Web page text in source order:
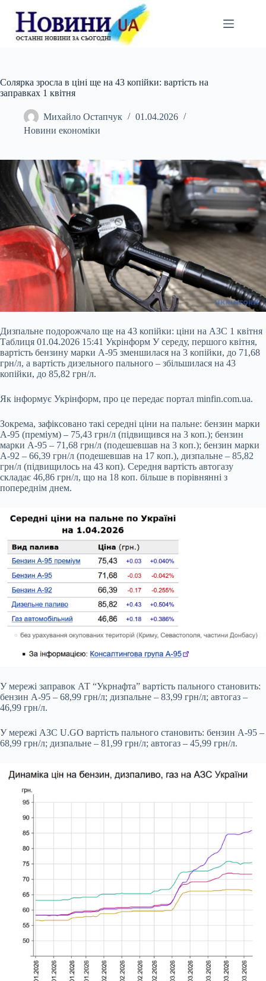
вмісту
Солярка зросла в ціні ще на 43 копійки: вартість на
заправках 1 квітня
Михайло Остапчук
01.04.2026
Новини економіки
Дизпальне подорожчало ще на 43 копійки: ціни на АЗС 1 квітня
Таблиця 01.04.2026 15:41 Укрінформ У середу, першого квітня,
вартість бензину марки А-95 зменшилася на 3 копійки, до 71,68
грн/л, а вартість дизельного пального – збільшилася на 43
копійки, до 85,82 грн/л.
Як інформує Укрінформ, про це передає портал minfin.com.ua.
Зокрема, зафіксовано такі середні ціни на пальне: бензин марки
А-95 (преміум) – 75,43 грн/л (підвищився на 3 коп.); бензин
марки А-95 – 71,68 грн/л (подешевшав на 3 коп.); бензин марки
А-92 – 66,39 грн/л (подешевшав на 17 коп.), дизпальне – 85,82
грн/л (підвищилось на 43 коп). Середня вартість автогазу
складає 46,86 грн/л, що на 18 коп. більше в порівнянні з
попереднім днем.
У мережі заправок АТ “Укрнафта” вартість пального становить:
бензин А-95 – 68,99 грн/л; дизпальне – 83,99 грн/л; автогаз –
46,99 грн/л.
У мережі АЗС U.GO вартість пального становить: бензин А-95 –
68,99 грн/л; дизпальне – 81,99 грн/л; автогаз – 45,99 грн/л.